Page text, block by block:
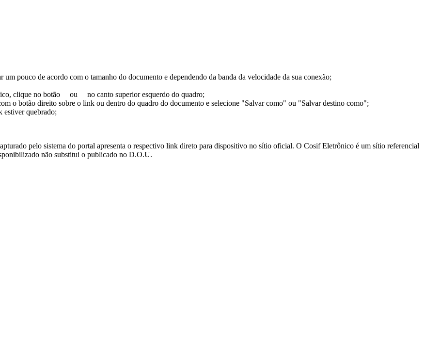
pouco de acordo com o tamanho do documento e dependendo da banda da velocidade da sua conexão;
clique no botão
ou
no canto superior esquerdo do quadro;
o botão direito sobre o link ou dentro do quadro do documento e selecione "Salvar como" ou "Salvar destino como";
estiver quebrado;
pelo sistema do portal apresenta o respectivo link direto para dispositivo no sítio oficial. O Cosif Eletrônico é um sítio referencial
não substitui o publicado no D.O.U.